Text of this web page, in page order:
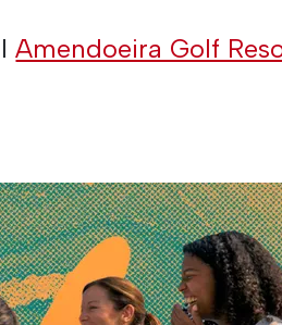
Amendoeira Golf